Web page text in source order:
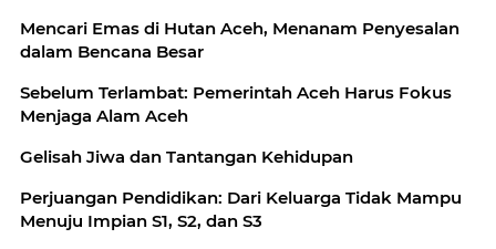
Mencari Emas di Hutan Aceh, Menanam Penyesalan
dalam Bencana Besar
Sebelum Terlambat: Pemerintah Aceh Harus Fokus
Menjaga Alam Aceh
Gelisah Jiwa dan Tantangan Kehidupan
Perjuangan Pendidikan: Dari Keluarga Tidak Mampu
Menuju Impian S1, S2, dan S3